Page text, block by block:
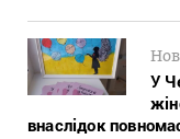
У
внаслідок